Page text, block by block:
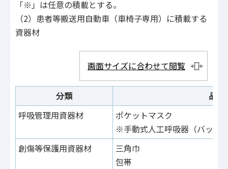
「※」は任意の積載とする。
（2）患者等搬送用自動車（車椅子専用）に積載する
資器材
画面サイズに合わせて閲覧
分類
品名
呼吸管理用資器材
ポケットマスク
※手動式人工呼吸器（バッグ
創傷等保護用資器材
三角巾
包帯